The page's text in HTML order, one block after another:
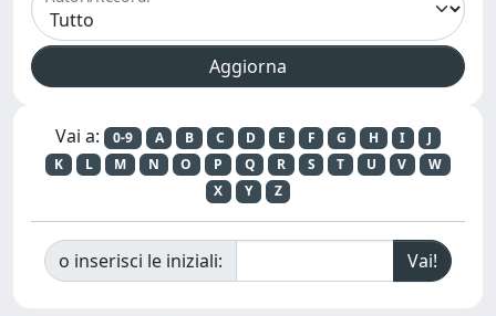
Vai a: 0-9 A B C D E F G H I
J
K
L M N O P Q R S T U V
W
X
Y Z
o inserisci le iniziali: